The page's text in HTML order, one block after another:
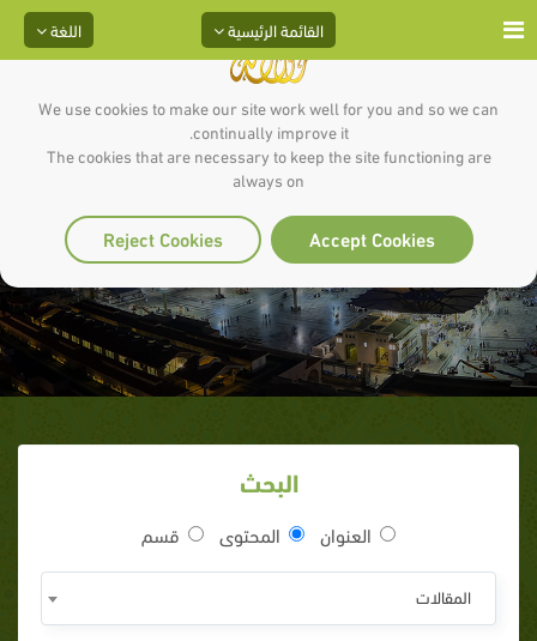
We use cookies to make our site work well for you and so we can
continually improve it.
The cookies that are necessary to keep the site functioning are
always on
Accept Cookies
Reject Cookies
اللغة القائمة الرئيسية
الحلقة الثلاثون
البحث
العنوان المحتوى قسم
المقالات